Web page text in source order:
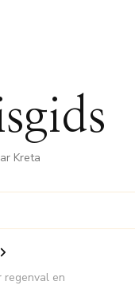
Kreta
regenval en